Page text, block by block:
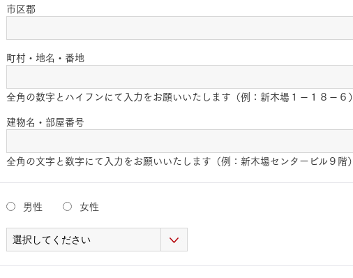
市区郡
町村・地名・番地
全角の数字とハイフンにて入力をお願いいたします（例：新木場１－１８－６）
建物名・部屋番号
全角の文字と数字にて入力をお願いいたします（例：新木場センタービル９階）
男性 女性